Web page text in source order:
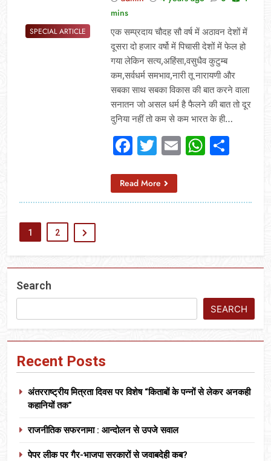
SPECIAL ARTICLE
mins
एक सम्प्रदाय चौदह सौ वर्ष में अठावन देशों में
दूसरा दो हजार वर्षो में पिचासी देशों में फेल हो
गया लेकिन सत्य,अहिंसा,वसुधैव कुटुम्ब
कम,सर्वधर्म समभाव,नारी तू नारायणी और
सबका साथ सबका विकास की बात करने वाला
सनातन जो असल धर्म है फैलने की बात तो दूर
दुनिया नहीं तो कम से कम भारत के ही…
Facebook
Twitter
Email
Read More
1 2
Search
SEARCH
Recent Posts
अंतरराष्ट्रीय मित्रता दिवस पर विशेष “किताबों के पन्नों से लेकर अनकही
कहानियों तक”
राजनीतिक सफरनामा : आन्दोलन से उपजे सवाल
पेपर लीक पर गैर-भाजपा सरकारों से जवाबदेही कब?